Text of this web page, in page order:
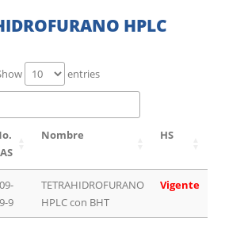
HPLC
entries
Nombre HS
9
TETRAHIDROFURANO
HPLC con BHT
Vigente